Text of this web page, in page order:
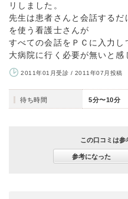
リしました。
先生は患者さんと会話するだ
を使う看護士さんが
すべての会話をＰＣに入力し
大病院に行く必要が無いと感
2011年01月受診 / 2011年07月投稿
待ち時間 5分〜10分
この口コミは参
参考になった